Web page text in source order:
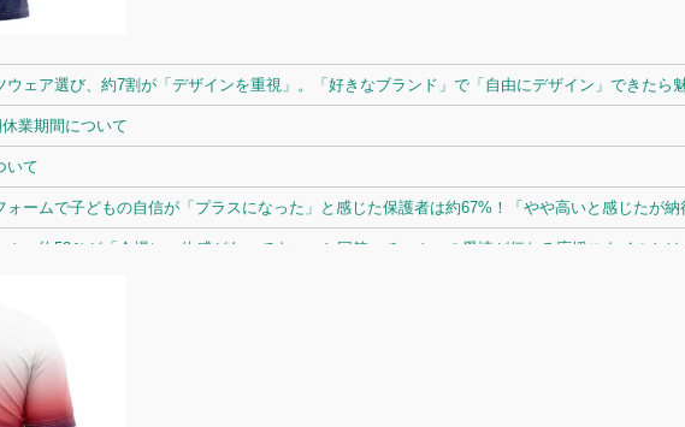
ェア選び、約7割が「デザインを重視」。「好きなブランド」で「自由にデザイン」できたら
業期間について
いて
ォームで子どもの自信が「プラスになった」と感じた保護者は約67%！「やや高いと感じたが
ム、約53％が「会場に一体感があってよい」と回答。チームへの愛情が伝わる応援スタイルとは